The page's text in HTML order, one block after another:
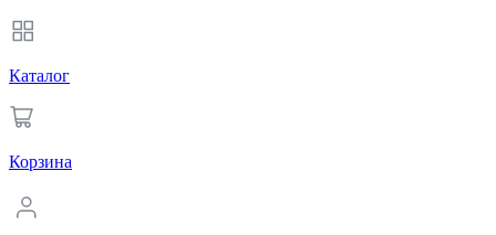
Каталог
Корзина